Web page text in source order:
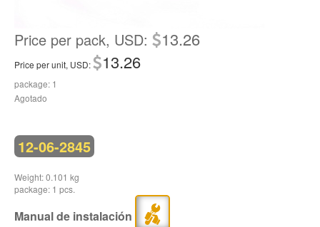
Price per pack, USD: 13.26
Price per unit, USD: 13.26
package: 1
Agotado
12-06-2845
Weight: 0.101 kg
package: 1 pcs.
Manual de instalación